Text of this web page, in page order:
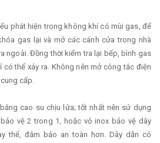
phát hiện trong không khí có mùi gas, để
gas lại và mở các cánh cửa trong nhà
ngoài. Đồng thời kiểm tra lại bếp, bình gas
có thể xảy ra. Không nên mở công tắc điện
cấp.
cao su chịu lửa; tốt nhất nên sử dụng
vệ 2 trong 1, hoặc vỏ inox bảo vệ dây
thế, đảm bảo an toàn hơn. Dây dẫn có